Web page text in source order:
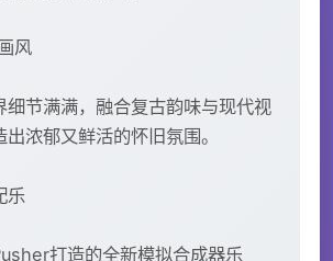
风
细节满满，融合复古韵味与现代视
浓郁又鲜活的怀旧氛围。
乐
打造的全新模拟合成器乐